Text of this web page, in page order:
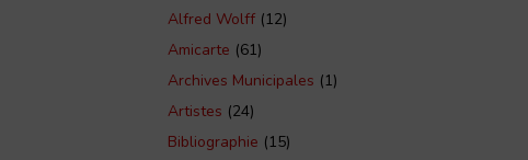
Alfred Wolff (12)
Amicarte (61)
Archives Municipales (1)
Artistes (24)
Bibliographie (15)